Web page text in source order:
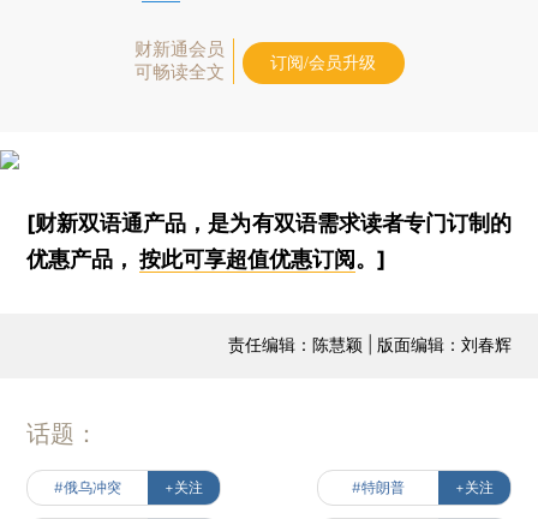
财新通会员
可畅读全文
订阅/会员升级
[财新双语通产品，是为有双语需求读者专门订制的
优惠产品，按此可享超值优惠订阅。]
责任编辑：陈慧颖 | 版面编辑：刘春辉
话题：
#俄乌冲突 +关注 #特朗普 +关注